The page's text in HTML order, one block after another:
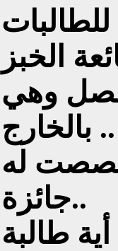
الخبز
وهي
بالخارج ..
له
جائزة..